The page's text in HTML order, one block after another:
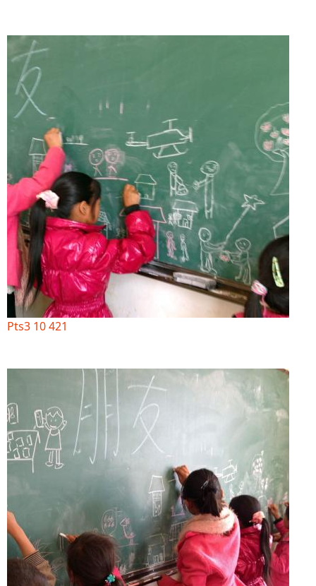
Pts3 10 421